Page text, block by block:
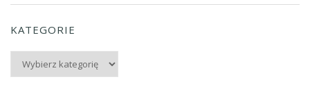
KATEGORIE